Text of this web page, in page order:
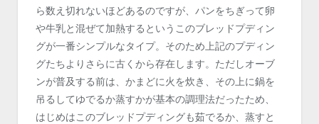
ら数え切れないほどあるのですが、パンをちぎって卵
や牛乳と混ぜて加熱するというこのブレッドプディン
グが一番シンプルなタイプ。そのため上記のプディン
グたちよりさらに古くから存在します。ただしオーブ
ンが普及する前は、かまどに火を炊き、その上に鍋を
吊るしてゆでるか蒸すかが基本の調理法だったため、
はじめはこのブレッドプディングも茹でるか、蒸すと